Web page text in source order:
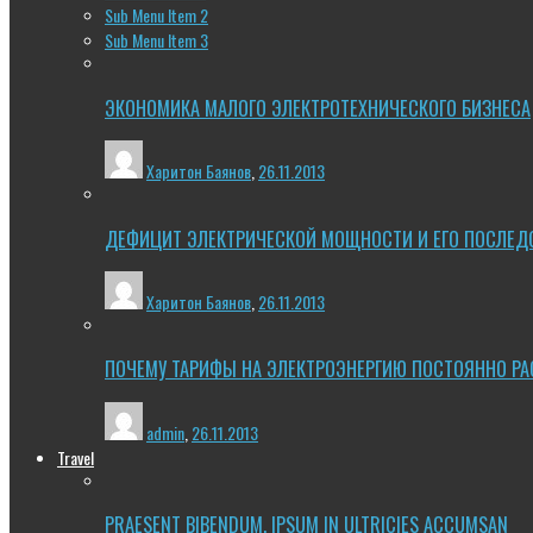
Sub Menu Item 2
Sub Menu Item 3
ЭКОНОМИКА МАЛОГО ЭЛЕКТРОТЕХНИЧЕСКОГО БИЗНЕСА
Харитон Баянов 26.11.2013
ДЕФИЦИТ ЭЛЕКТРИЧЕСКОЙ МОЩНОСТИ И ЕГО
Харитон Баянов 26.11.2013
ПОЧЕМУ ТАРИФЫ НА ЭЛЕКТРОЭНЕРГИЮ ПОСТОЯННО
admin 26.11.2013
Travel
PRAESENT BIBENDUM, IPSUM IN ULTRICIES ACCUMSAN